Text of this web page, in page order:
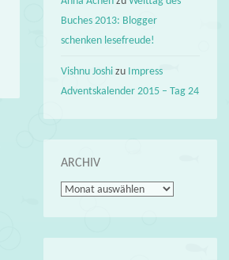
Buches 2013: Blogger
schenken lesefreude!
Vishnu Joshi zu Impress
Adventskalender 2015 – Tag 24
ARCHIV
Archiv